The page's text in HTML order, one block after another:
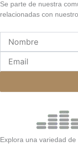
Se parte de nuestra
relacionadas con
Explora una variedad